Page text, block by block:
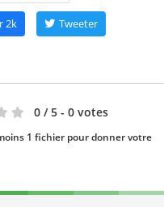
2k Tweeter
0 / 5 - 0 votes
1 fichier pour donner votre